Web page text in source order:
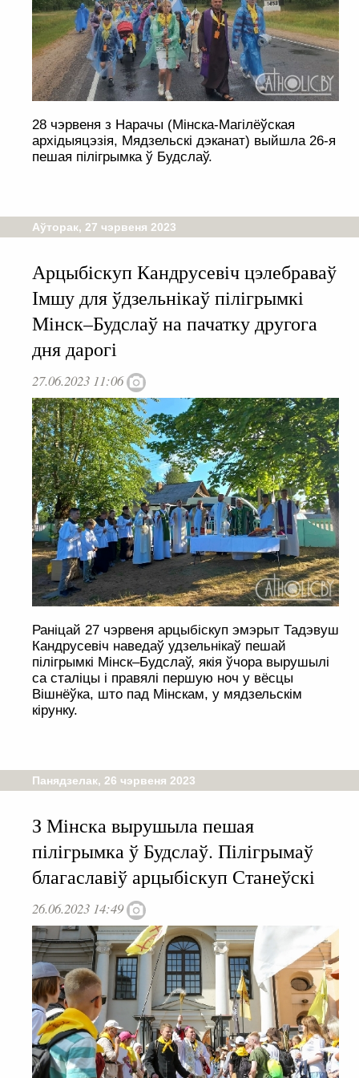
28 чэрвеня з Нарачы (Мінска-Магілёўская
архідыяцэзія, Мядзельскі дэканат) выйшла 26-я
пешая пілігрымка ў Будслаў.
Аўторак, 27 чэрвеня 2023
Арцыбіскуп Кандрусевіч цэлебраваў
Імшу для ўдзельнікаў пілігрымкі
Мінск–Будслаў на пачатку другога
дня дарогі
27.06.2023 11:06
Раніцай 27 чэрвеня арцыбіскуп эмэрыт Тадэвуш
Кандрусевіч наведаў удзельнікаў пешай
пілігрымкі Мінск–Будслаў, якія ўчора вырушылі
са сталіцы і правялі першую ноч у вёсцы
Вішнёўка, што пад Мінскам, у мядзельскім
кірунку.
Панядзелак, 26 чэрвеня 2023
З Мінска вырушыла пешая
пілігрымка ў Будслаў. Пілігрымаў
благаславіў арцыбіскуп Станеўскі
26.06.2023 14:49